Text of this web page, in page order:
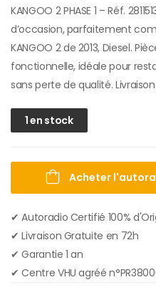
KANGOO 2 PHASE 1 – Réf.
d’occasion, parfaitement
KANGOO 2 de 2013, Diesel.
fonctionnelle, idéale pour
sans perte de qualité.
1 en stock
Acheter
✔ Autoradio Certifié 100%
✔︎ Livraison Gratuite en 72h
✔︎ Garantie 1 an
✔︎ Centre VHU agréé